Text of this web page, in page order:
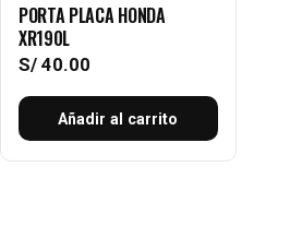
PORTA PLACA HONDA
XR190L
S/ 40.00
Añadir al carrito